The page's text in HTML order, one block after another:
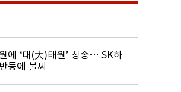
에 ‘대(大)태원’ 칭송… SK하
등에 불씨